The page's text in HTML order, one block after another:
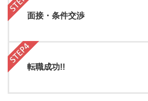
面接・条件交渉
転職成功!!